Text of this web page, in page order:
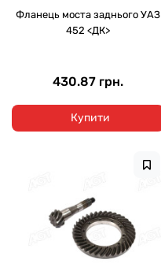
Фланець моста заднього УАЗ
452 <ДК>
430.87 грн.
Купити